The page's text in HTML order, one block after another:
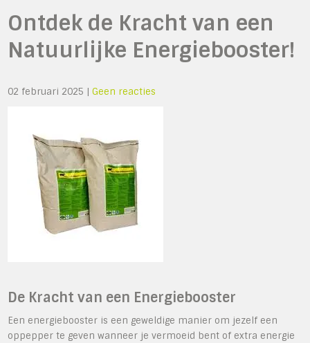
Ontdek de Kracht van een
Natuurlijke Energiebooster!
02 februari 2025 |Geen reacties
De Kracht van een Energiebooster
Een energiebooster is een geweldige manier om jezelf een
oppepper te geven wanneer je vermoeid bent of extra energie